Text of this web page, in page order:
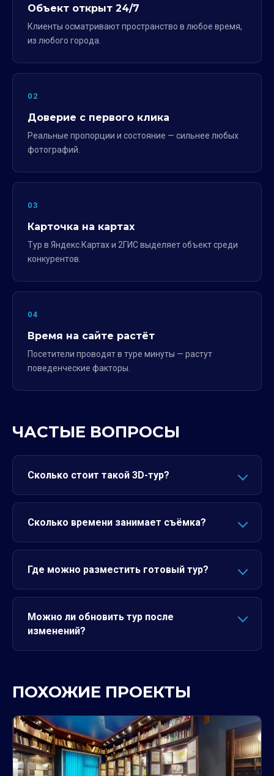
Объект открыт 24/7
Клиенты осматривают пространство в любое время,
из любого города.
02
Доверие с первого клика
Реальные пропорции и состояние — сильнее любых
фотографий.
03
Карточка на картах
Тур в Яндекс.Картах и 2ГИС выделяет объект среди
конкурентов.
04
Время на сайте растёт
Посетители проводят в туре минуты — растут
поведенческие факторы.
ЧАСТЫЕ ВОПРОСЫ
Сколько стоит такой 3D-тур?
Сколько времени занимает съёмка?
Где можно разместить готовый тур?
Можно ли обновить тур после
изменений?
ПОХОЖИЕ ПРОЕКТЫ